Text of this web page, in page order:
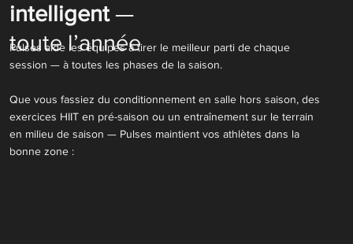
intelligent—
toute l’année
Pulses aide les équipes à tirer le meilleur parti de chaque
session — à toutes les phases de la saison.
Que vous fassiez du conditionnement en salle hors saison, des
exercices HIIT en pré-saison ou un entraînement sur le terrain
en milieu de saison — Pulses maintient vos athlètes dans la
bonne zone :